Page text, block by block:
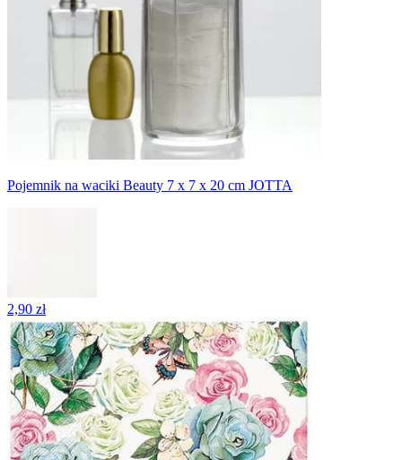
Pojemnik na waciki Beauty 7 x 7 x 20 cm JOTTA
2,90 zł